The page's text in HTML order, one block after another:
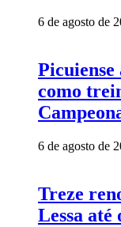
6 de agosto de
como
6 de agosto de
Treze
Lessa até